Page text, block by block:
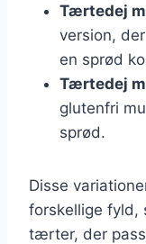
Tærtedej
version,
en sprød
Tærtedej
glutenfri
sprød.
Disse
forskellige fyld,
tærter, der